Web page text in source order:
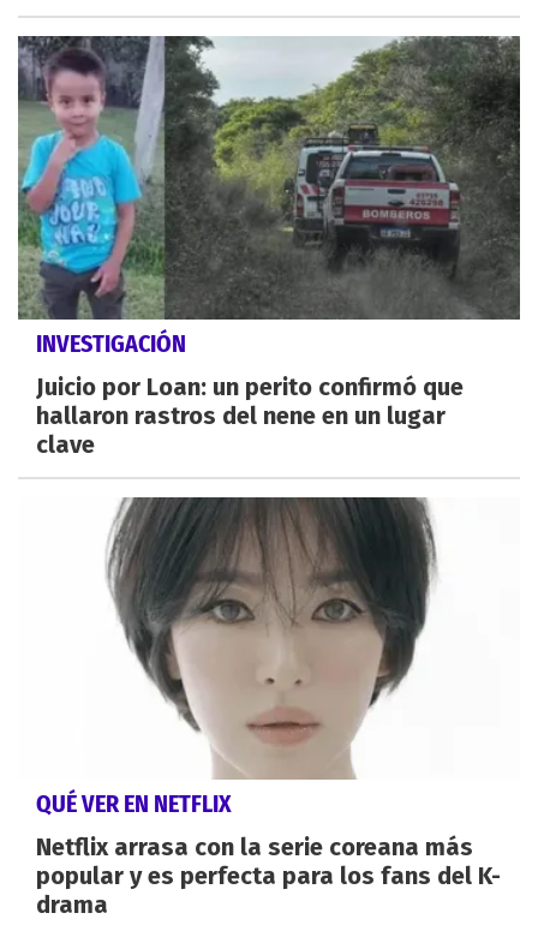
INVESTIGACIÓN
Juicio por Loan: un perito confirmó que
hallaron rastros del nene en un lugar
clave
QUÉ VER EN NETFLIX
Netflix arrasa con la serie coreana más
popular y es perfecta para los fans del K-
drama